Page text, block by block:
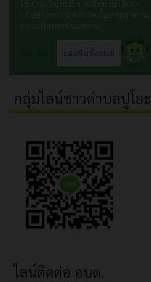
กลุ่มไลน์ชาวตำบลปูโยะ
ไลน์ติดต่อ อบต.